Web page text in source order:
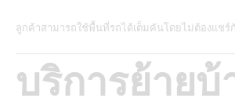
ลูกค้าสามารถใช้พื้นที่รถได้เต็มคันโดยไม่ต้องแชร์
บริการย้ายบ้